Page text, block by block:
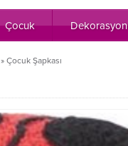
Çocuk Dekorasyon
» Çocuk Şapkası